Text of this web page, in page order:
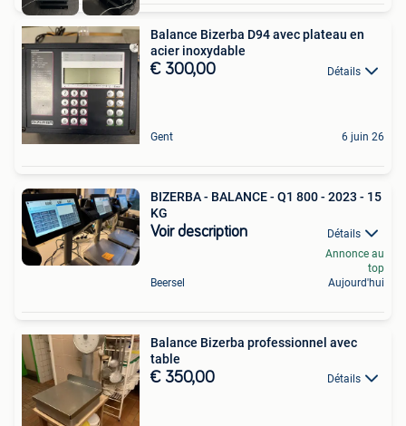
Balance Bizerba D94 avec plateau en
acier inoxydable
€ 300,00 Détails
Gent 6 juin 26
BIZERBA - BALANCE - Q1 800 - 2023 - 15
KG
Voir description Détails
Beersel
Annonce au
top
Aujourd'hui
Balance Bizerba professionnel avec
table
€ 350,00 Détails